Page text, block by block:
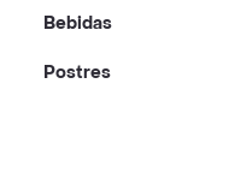
Bebidas
Postres